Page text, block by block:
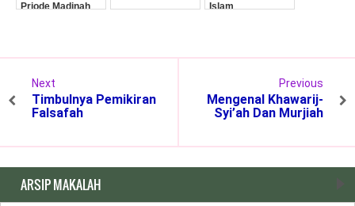
Priode Madinah
Islam
Next
Timbulnya Pemikiran
Falsafah
Previous
Mengenal Khawarij-
Syi’ah Dan Murjiah
ARSIP MAKALAH